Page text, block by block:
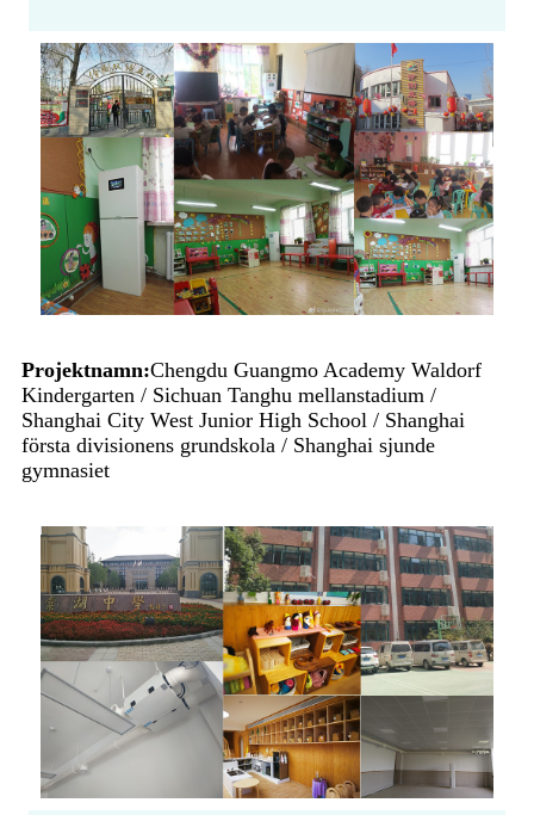
Projektnamn:Chengdu Guangmo Academy Waldorf
Kindergarten / Sichuan Tanghu mellanstadium /
Shanghai City West Junior High School / Shanghai
första divisionens grundskola / Shanghai sjunde
gymnasiet